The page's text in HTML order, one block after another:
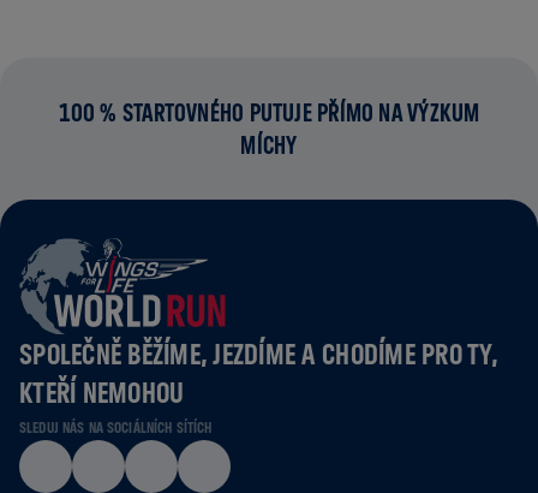
100 % STARTOVNÉHO PUTUJE PŘÍMO NA VÝZKUM
MÍCHY
SPOLEČNĚ BĚŽÍME, JEZDÍME A CHODÍME PRO TY,
KTEŘÍ NEMOHOU
SLEDUJ NÁS NA SOCIÁLNÍCH SÍTÍCH